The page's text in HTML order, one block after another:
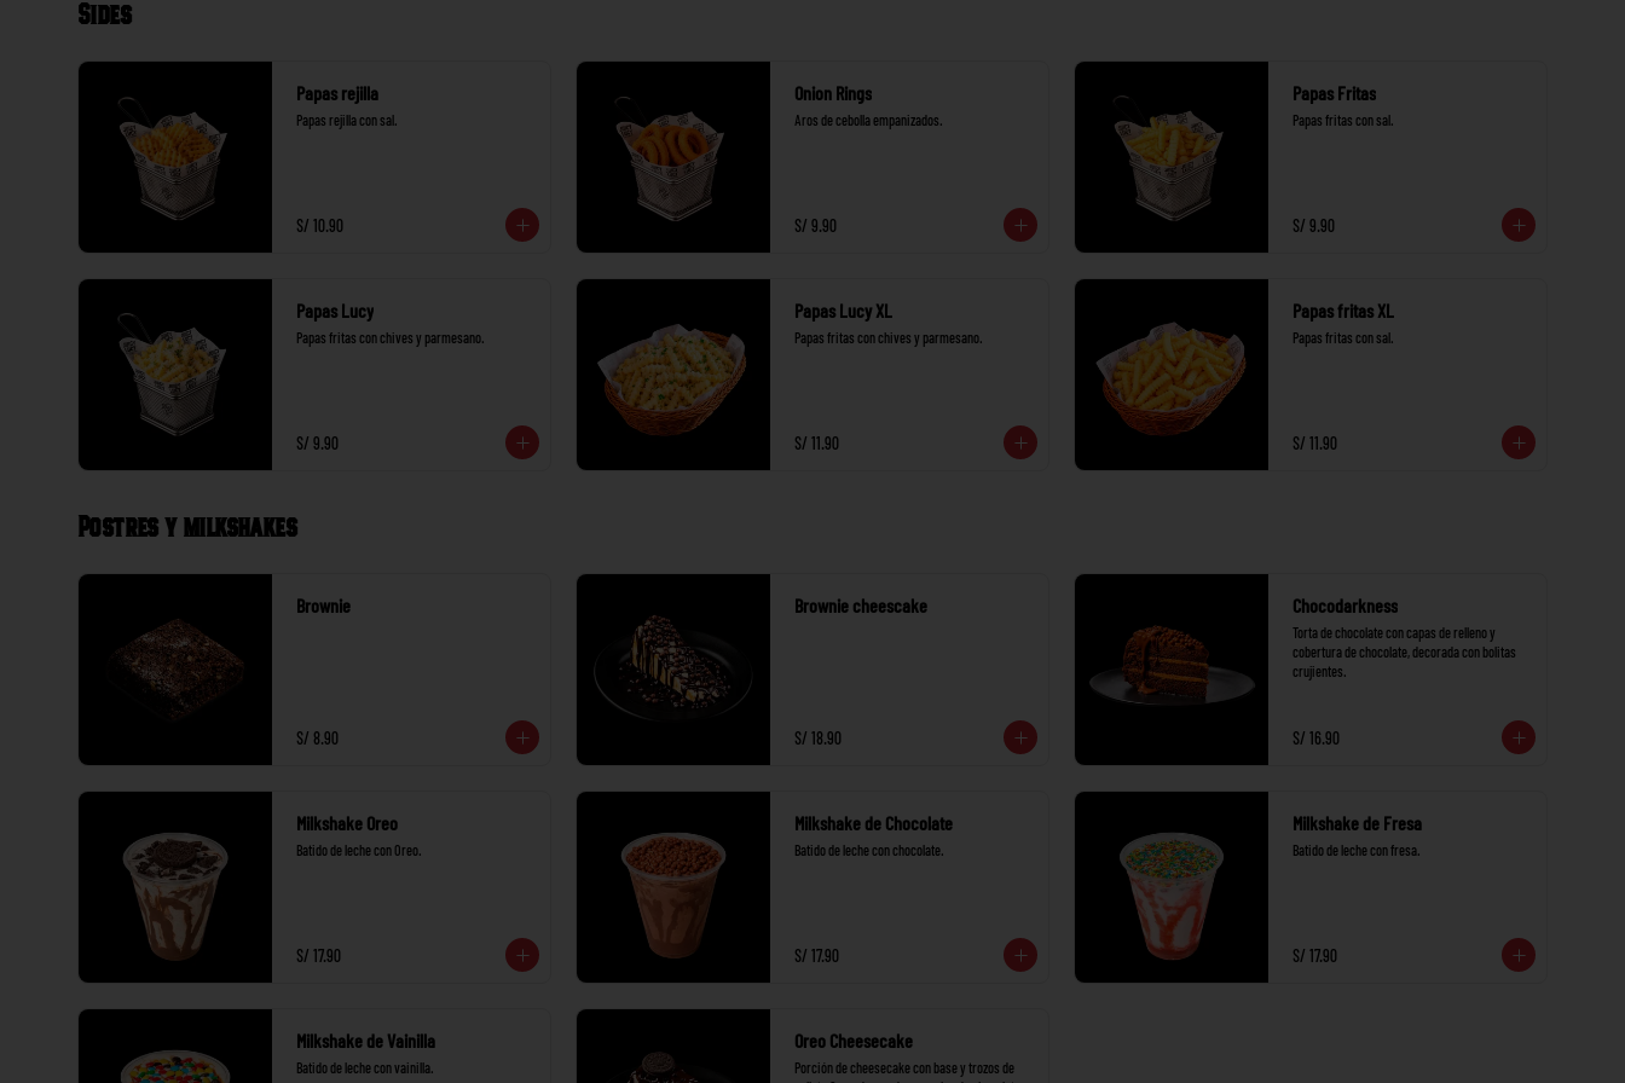
Sides
Papas rejilla
Papas rejilla con sal.
S/ 10.90
Onion Rings
Aros de cebolla empanizados.
S/ 9.90
Papas Fritas
Papas fritas con sal.
S/ 9.90
Papas Lucy
Papas fritas con chives y parmesano.
S/ 9.90
Papas Lucy XL
Papas fritas con chives y parmesano.
S/ 11.90
Papas fritas XL
Papas fritas con sal.
S/ 11.90
Postres y milkshakes
Brownie
S/ 8.90
Brownie cheescake
S/ 18.90
Chocodarkness
Torta de chocolate con capas de relleno y
cobertura de chocolate, decorada con bolitas
crujientes.
S/ 16.90
Milkshake Oreo
Batido de leche con Oreo.
S/ 17.90
Milkshake de Chocolate
Batido de leche con chocolate.
S/ 17.90
Milkshake de Fresa
Batido de leche con fresa.
S/ 17.90
Milkshake de Vainilla
Batido de leche con vainilla.
Oreo Cheesecake
Porción de cheesecake con base y trozos de